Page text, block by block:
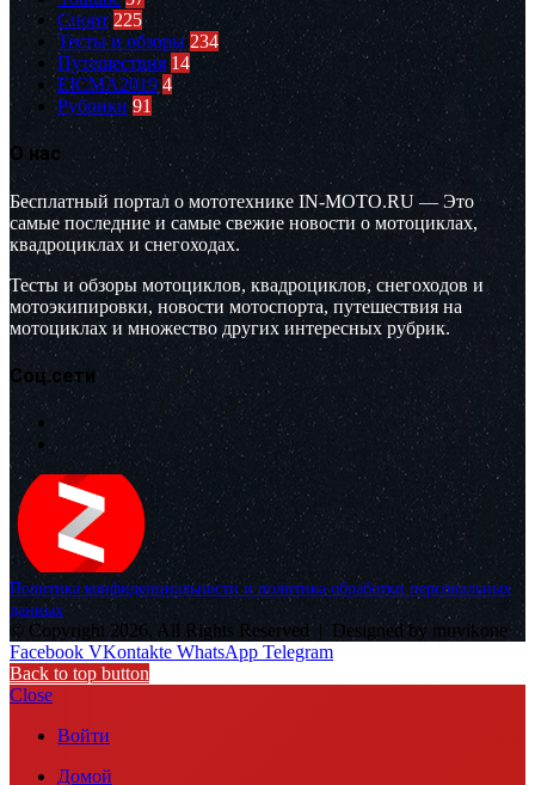
Спорт 225
Тесты и обзоры 234
Путешествия 14
EICMA2019 4
Рубрики 91
О нас
Бесплатный портал о мототехнике IN-MOTO.RU — Это
самые последние и самые свежие новости о мотоциклах,
квадроциклах и снегоходах.
Тесты и обзоры мотоциклов, квадроциклов, снегоходов и
мотоэкипировки, новости мотоспорта, путешествия на
мотоциклах и множество других интересных рубрик.
Соц.сети
Политика конфиденциальности и политика обработки персональных
данных
© Copyright 2026, All Rights Reserved | Designed by muvikone
Facebook VKontakte WhatsApp Telegram
Back to top button
Close
Войти
Домой